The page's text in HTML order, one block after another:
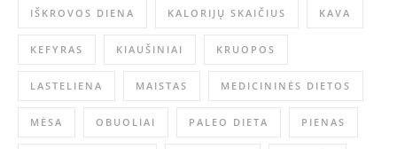
IŠKROVOS DIENA KALORIJŲ SKAIČIUS KAVA
KEFYRAS KIAUŠINIAI KRUOPOS
LASTELIENA MAISTAS MEDICININĖS DIETOS
MĖSA OBUOLIAI PALEO DIETA PIENAS